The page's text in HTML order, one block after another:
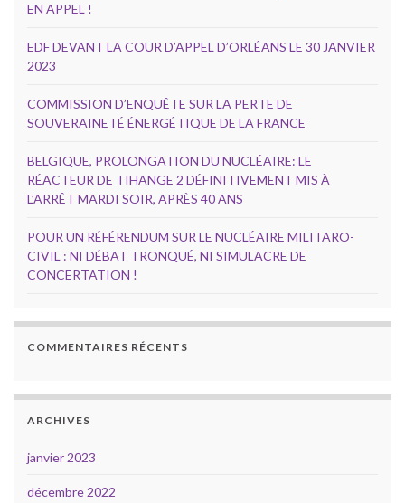
EN APPEL !
EDF DEVANT LA COUR D’APPEL D’ORLÉANS LE 30 JANVIER
2023
COMMISSION D’ENQUÊTE SUR LA PERTE DE
SOUVERAINETÉ ÉNERGÉTIQUE DE LA FRANCE
BELGIQUE, PROLONGATION DU NUCLÉAIRE: LE
RÉACTEUR DE TIHANGE 2 DÉFINITIVEMENT MIS À
L’ARRÊT MARDI SOIR, APRÈS 40 ANS
POUR UN RÉFÉRENDUM SUR LE NUCLÉAIRE MILITARO-
CIVIL : NI DÉBAT TRONQUÉ, NI SIMULACRE DE
CONCERTATION !
COMMENTAIRES RÉCENTS
ARCHIVES
janvier 2023
décembre 2022